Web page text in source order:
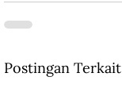
Postingan Terkait